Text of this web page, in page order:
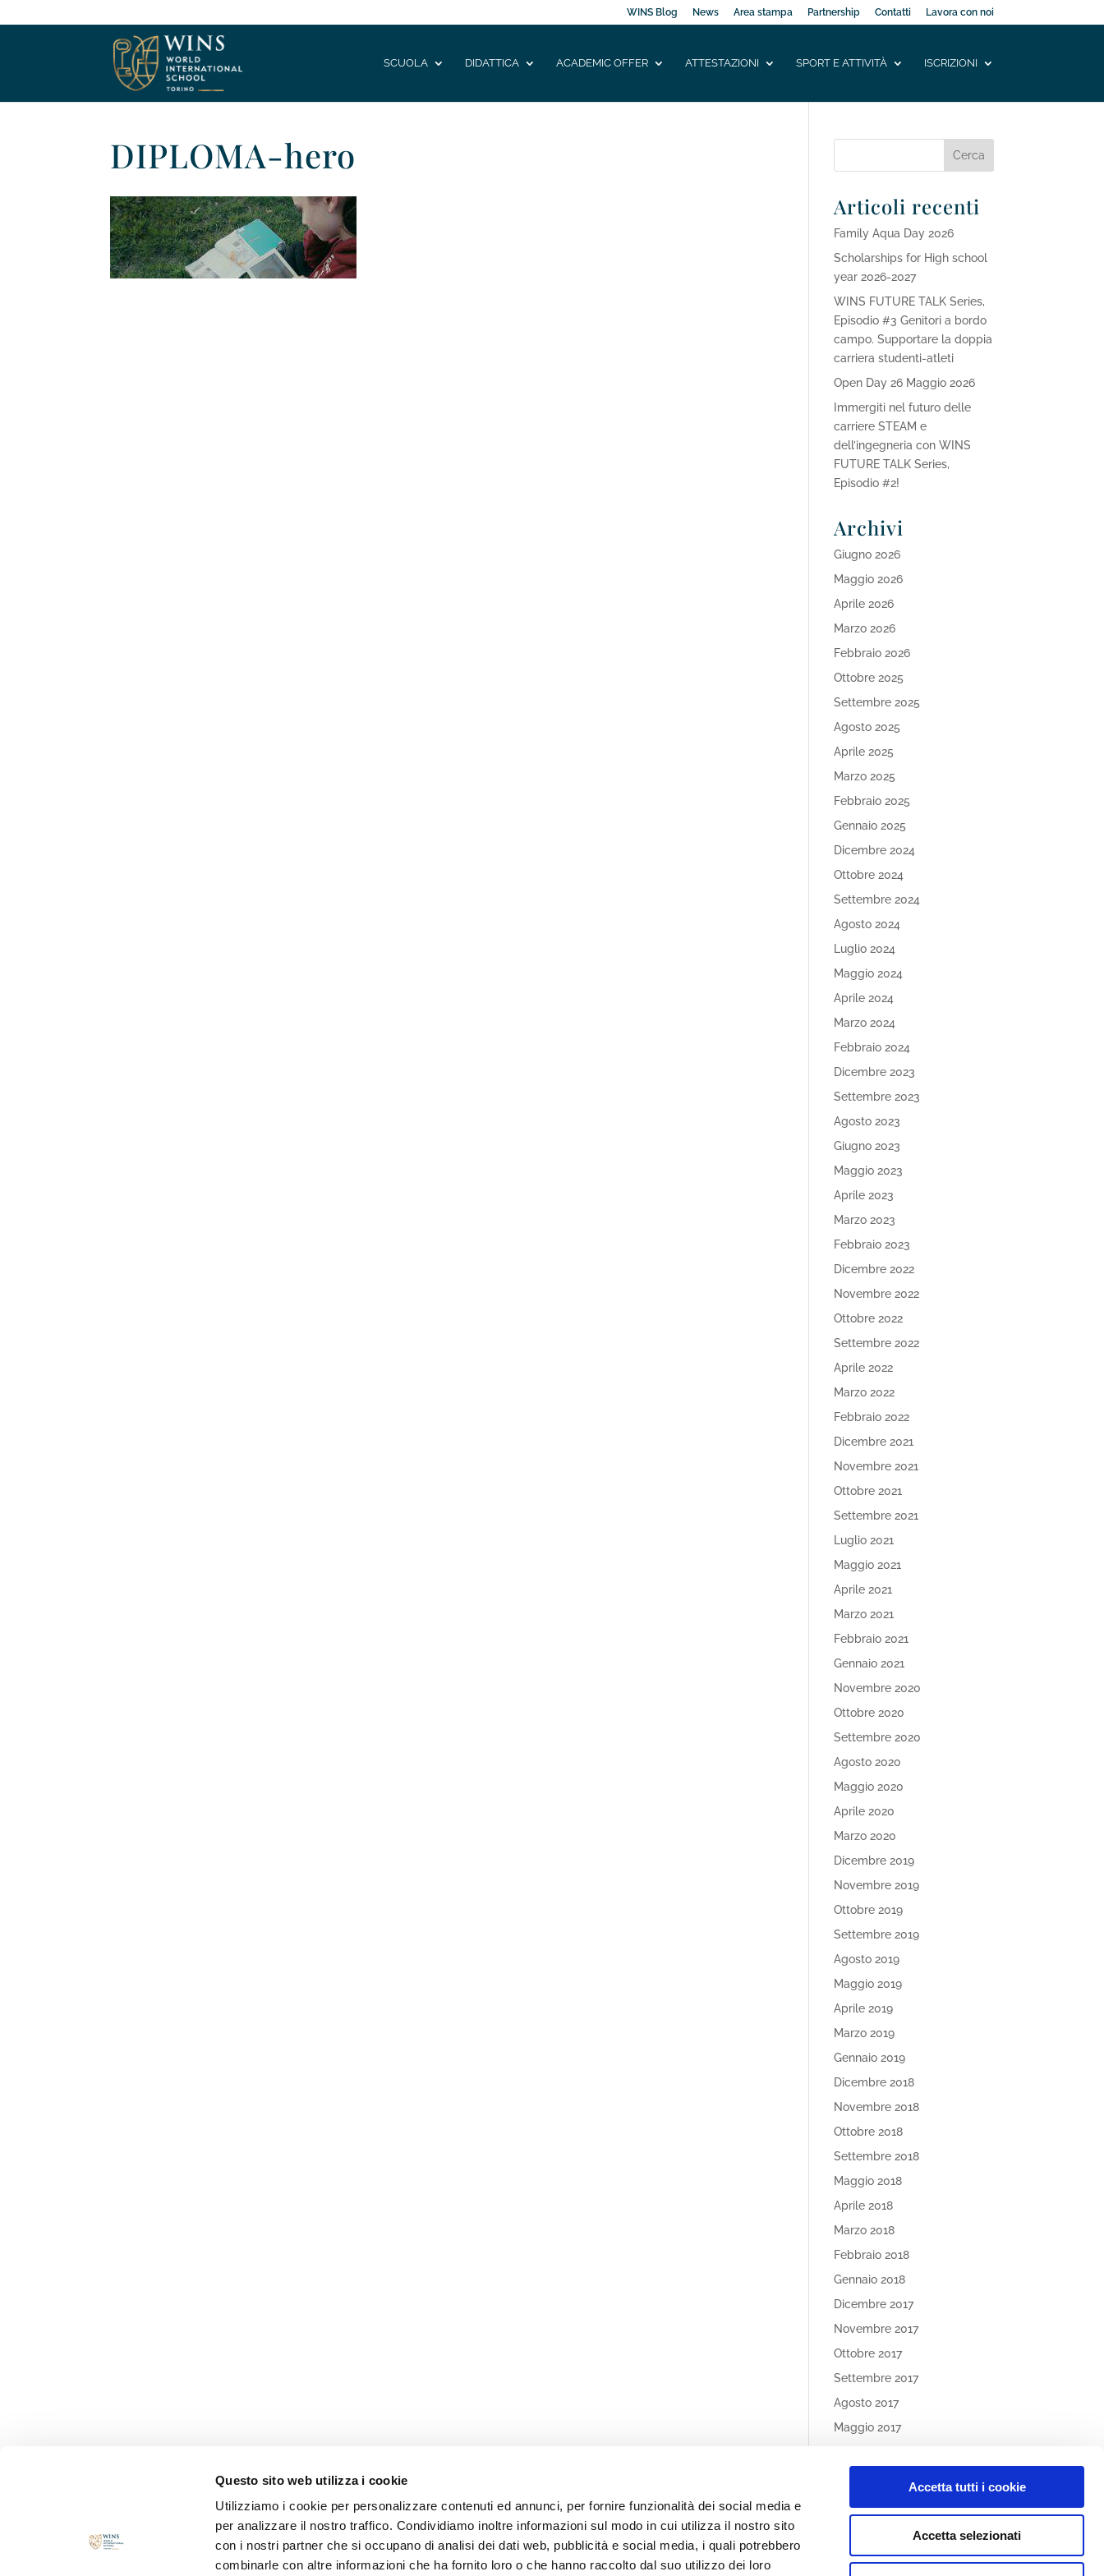
Questo sito web utilizza i cookie
Utilizziamo i cookie per personalizzare contenuti ed annunci, per fornire funzionalità dei social media e
per analizzare il nostro traffico. Condividiamo inoltre informazioni sul modo in cui utilizza il nostro sito
con i nostri partner che si occupano di analisi dei dati web, pubblicità e social media, i quali potrebbero
combinarle con altre informazioni che ha fornito loro o che hanno raccolto dal suo utilizzo dei loro
Accetta tutti i cookie
Accetta selezionati
WINS Blog News Area stampa Partnership Contatti Lavora con noi
SCUOLA DIDATTICA ACADEMIC OFFER ATTESTAZIONI SPORT E ATTIVITÀ ISCRIZIONI
DIPLOMA-hero
Articoli recenti
Family Aqua Day 2026
Scholarships for High school
year 2026-2027
WINS FUTURE TALK Series,
Episodio #3 Genitori a bordo
campo. Supportare la doppia
carriera studenti-atleti
Open Day 26 Maggio 2026
Immergiti nel futuro delle
carriere STEAM e
dell’ingegneria con WINS
FUTURE TALK Series,
Episodio #2!
Archivi
Giugno 2026
Maggio 2026
Aprile 2026
Marzo 2026
Febbraio 2026
Ottobre 2025
Settembre 2025
Agosto 2025
Aprile 2025
Marzo 2025
Febbraio 2025
Gennaio 2025
Dicembre 2024
Ottobre 2024
Settembre 2024
Agosto 2024
Luglio 2024
Maggio 2024
Aprile 2024
Marzo 2024
Febbraio 2024
Dicembre 2023
Settembre 2023
Agosto 2023
Giugno 2023
Maggio 2023
Aprile 2023
Marzo 2023
Febbraio 2023
Dicembre 2022
Novembre 2022
Ottobre 2022
Settembre 2022
Aprile 2022
Marzo 2022
Febbraio 2022
Dicembre 2021
Novembre 2021
Ottobre 2021
Settembre 2021
Luglio 2021
Maggio 2021
Aprile 2021
Marzo 2021
Febbraio 2021
Gennaio 2021
Novembre 2020
Ottobre 2020
Settembre 2020
Agosto 2020
Maggio 2020
Aprile 2020
Marzo 2020
Dicembre 2019
Novembre 2019
Ottobre 2019
Settembre 2019
Agosto 2019
Maggio 2019
Aprile 2019
Marzo 2019
Gennaio 2019
Dicembre 2018
Novembre 2018
Ottobre 2018
Settembre 2018
Maggio 2018
Aprile 2018
Marzo 2018
Febbraio 2018
Gennaio 2018
Dicembre 2017
Novembre 2017
Ottobre 2017
Settembre 2017
Agosto 2017
Maggio 2017
Categories
Nessuna categoria